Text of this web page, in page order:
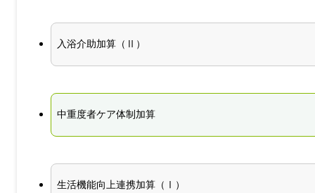
入浴介助加算（Ⅱ）
中重度者ケア体制加算
生活機能向上連携加算（Ⅰ）